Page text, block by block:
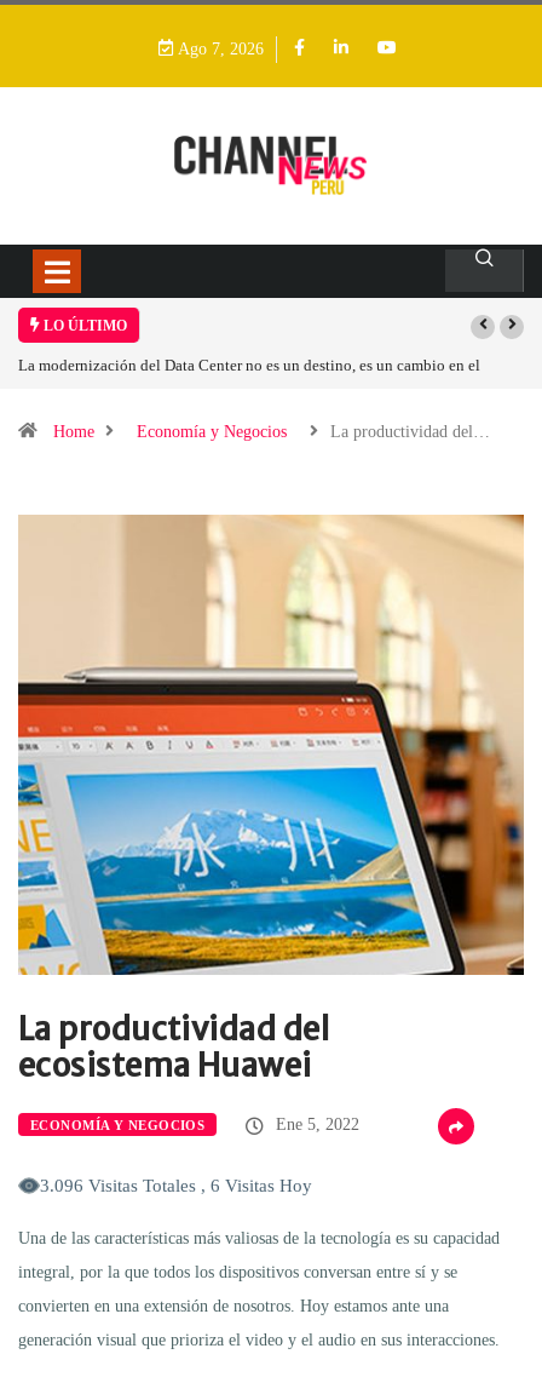
Ago 7, 2026
LO ÚLTIMO
La modernización del Data Center no es un destino, es un cambio en el
Home Economía y Negocios La productividad del…
La productividad del
ecosistema Huawei
ECONOMÍA Y NEGOCIOS Ene 5, 2022
3.096 Visitas Totales , 6 Visitas Hoy
Una de las características más valiosas de la tecnología es su capacidad
integral, por la que todos los dispositivos conversan entre sí y se
convierten en una extensión de nosotros. Hoy estamos ante una
generación visual que prioriza el video y el audio en sus interacciones.